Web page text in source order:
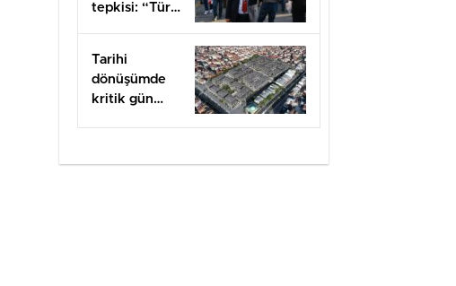
tepkisi: “Türk
vereceksiniz”
Tarihi
dönüşümde
kritik gün